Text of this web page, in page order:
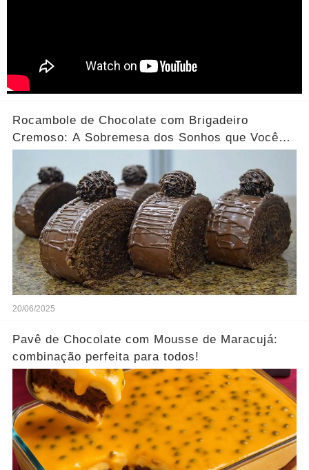
Rocambole de Chocolate com Brigadeiro
Cremoso: A Sobremesa dos Sonhos que Você
20/06/2025
Pavê de Chocolate com Mousse de Maracujá:
combinação perfeita para todos!